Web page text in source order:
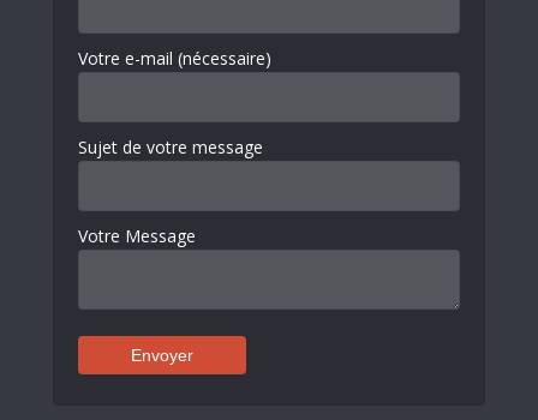
Votre e-mail (nécessaire)
Sujet de votre message
Votre Message